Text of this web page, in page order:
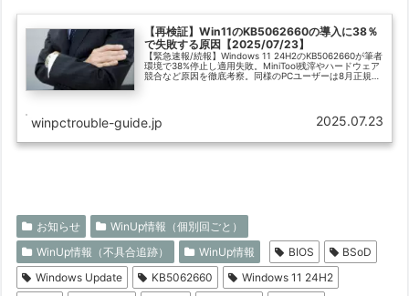
【再検証】Win11のKB5062660の導入に38％
で失敗する原因【2025/07/23】
【緊急速報/続報】Windows 11 24H2のKB5062660が筆者
環境で38%停止し適用失敗。MiniTool残滓やハードウェア
競合など原因を徹底考察。同様のPCユーザーは8月正規版
winpctrouble-guide.jp 2025.07.23
お知らせ
WinUp情報（個別回ごと）
WinUp情報（不具合追跡）
WinUp情報 BIOS
BSoD
Windows Update
KB5062660 Windows 11 24H2